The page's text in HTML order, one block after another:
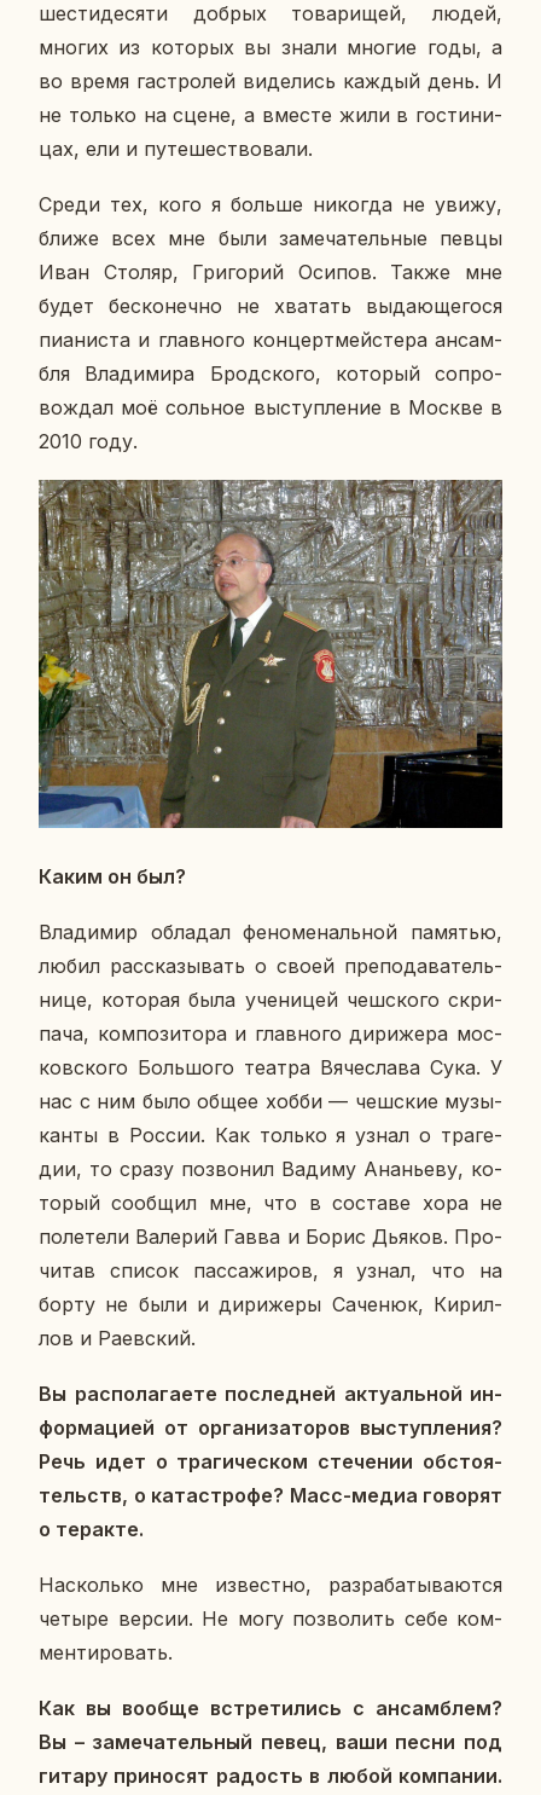
ше­сти­де­ся­ти добрых то­ва­ри­щей, людей,
многих из ко­то­рых вы знали многие годы, а
во время га­стро­лей ви­де­лись каждый день. И
не только на сцене, а вместе жили в го­сти­ни­
цах, ели и пу­те­ше­ство­ва­ли.
Среди тех, кого я больше ни­ко­гда не увижу,
ближе всех мне были за­ме­ча­тель­ные певцы
Иван Столяр, Гри­го­рий Осипов. Также мне
будет бес­ко­неч­но не хва­тать вы­да­ю­ще­го­ся
пи­а­ни­ста и глав­но­го кон­церт­мей­сте­ра ан­сам­
бля Вла­ди­ми­ра Брод­ско­го, ко­то­рый со­про­
вож­дал моё соль­ное вы­ступ­ле­ние в Москве в
2010 году.
Каким он был?
Вла­ди­мир об­ла­дал фе­но­ме­наль­ной па­мя­тью,
любил рас­ска­зы­вать о своей пре­по­да­ва­тель­
ни­це, ко­то­рая была уче­ни­цей чеш­ско­го скри­
па­ча, ком­по­зи­то­ра и глав­но­го ди­ри­же­ра мос­
ков­ско­го Боль­шо­го театра Вя­че­сла­ва Сука. У
нас с ним было общее хобби — чеш­ские му­зы­
кан­ты в России. Как только я узнал о тра­ге­
дии, то сразу по­зво­нил Вадиму Ана­нье­ву, ко­
то­рый со­об­щил мне, что в со­ста­ве хора не
по­ле­те­ли Ва­ле­рий Гавва и Борис Дьяков. Про­
чи­тав список пас­са­жи­ров, я узнал, что на
борту не были и ди­ри­же­ры Са­че­нюк, Ки­рил­
лов и Ра­ев­ский.
Вы рас­по­ла­га­е­те по­след­ней ак­ту­аль­ной ин­
фор­ма­ци­ей от ор­га­ни­за­то­ров вы­ступ­ле­ния?
Речь идет о тра­ги­че­ском сте­че­нии об­сто­я­
тельств, о ка­та­стро­фе? Масс-медиа го­во­рят
о тер­ак­те.
На­сколь­ко мне из­вест­но, раз­ра­ба­ты­ва­ют­ся
четыре версии. Не могу поз­во­лить себе ком­
мен­ти­ро­вать.
Как вы вообще встре­ти­лись с ан­сам­блем?
Вы – за­ме­ча­тель­ный певец, ваши песни под
гитару при­но­сят ра­дость в любой ком­па­нии.